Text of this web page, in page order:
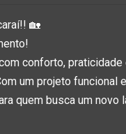
🏡
conforto, praticidade
um projeto funcional
quem busca um novo